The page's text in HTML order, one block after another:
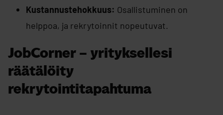
Kustannustehokkuus: Osallistuminen on
helppoa, ja rekrytoinnit nopeutuvat.
JobCorner – yrityksellesi
räätälöity
rekrytointitapahtuma